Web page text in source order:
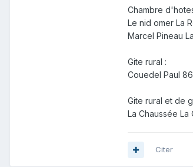
Chambre
Le nid omer La
Marcel Pineau
Gite rural :
Couedel Paul
Gite rural et de
La Chaussée La
Citer